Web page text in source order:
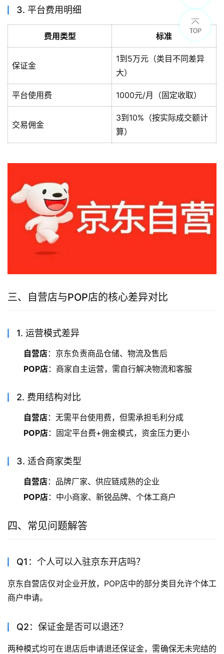
3. 平台费用明细
费用类型 标准
保证金
1到5万元（类目不同差异
大）
平台使用费 1000元/月（固定收取）
交易佣金
3到10%（按实际成交额计
算）
三、自营店与POP店的核心差异对比
1. 运营模式差异
自营店：京东负责商品仓储、物流及售后
POP店：商家自主运营，需自行解决物流和客服
2. 费用结构对比
自营店：无需平台使用费，但需承担毛利分成
POP店：固定平台费+佣金模式，资金压力更小
3. 适合商家类型
自营店：品牌厂家、供应链成熟的企业
POP店：中小商家、新锐品牌、个体工商户
四、常见问题解答
Q1：个人可以入驻京东开店吗？
京东自营店仅对企业开放，POP店中的部分类目允许个体工
商户申请。
Q2：保证金是否可以退还？
两种模式均可在退店后申请退还保证金，需确保无未完结的